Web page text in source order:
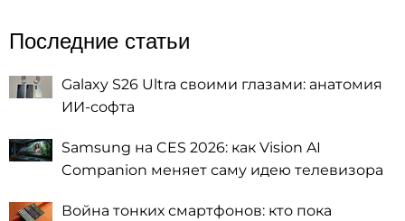
Последние статьи
Galaxy S26 Ultra своими глазами: анатомия
ИИ-софта
Samsung на CES 2026: как Vision AI
Companion меняет саму идею телевизора
Война тонких смартфонов: кто пока